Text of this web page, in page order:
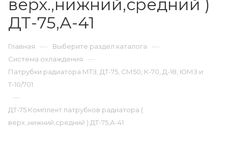
верх.,нижний,средний )
ДТ-75,А-41
Главная — Выберите раздел каталога —
Система охлаждения —
Патрубки радиатора МТЗ, ДТ-75, СМ50, К-70, Д-18, ЮМЗ и
Т-10/701
—
ДТ-75 Комплект патрубков радиатора (
верх.,нижний,средний ) ДТ-75,А-41